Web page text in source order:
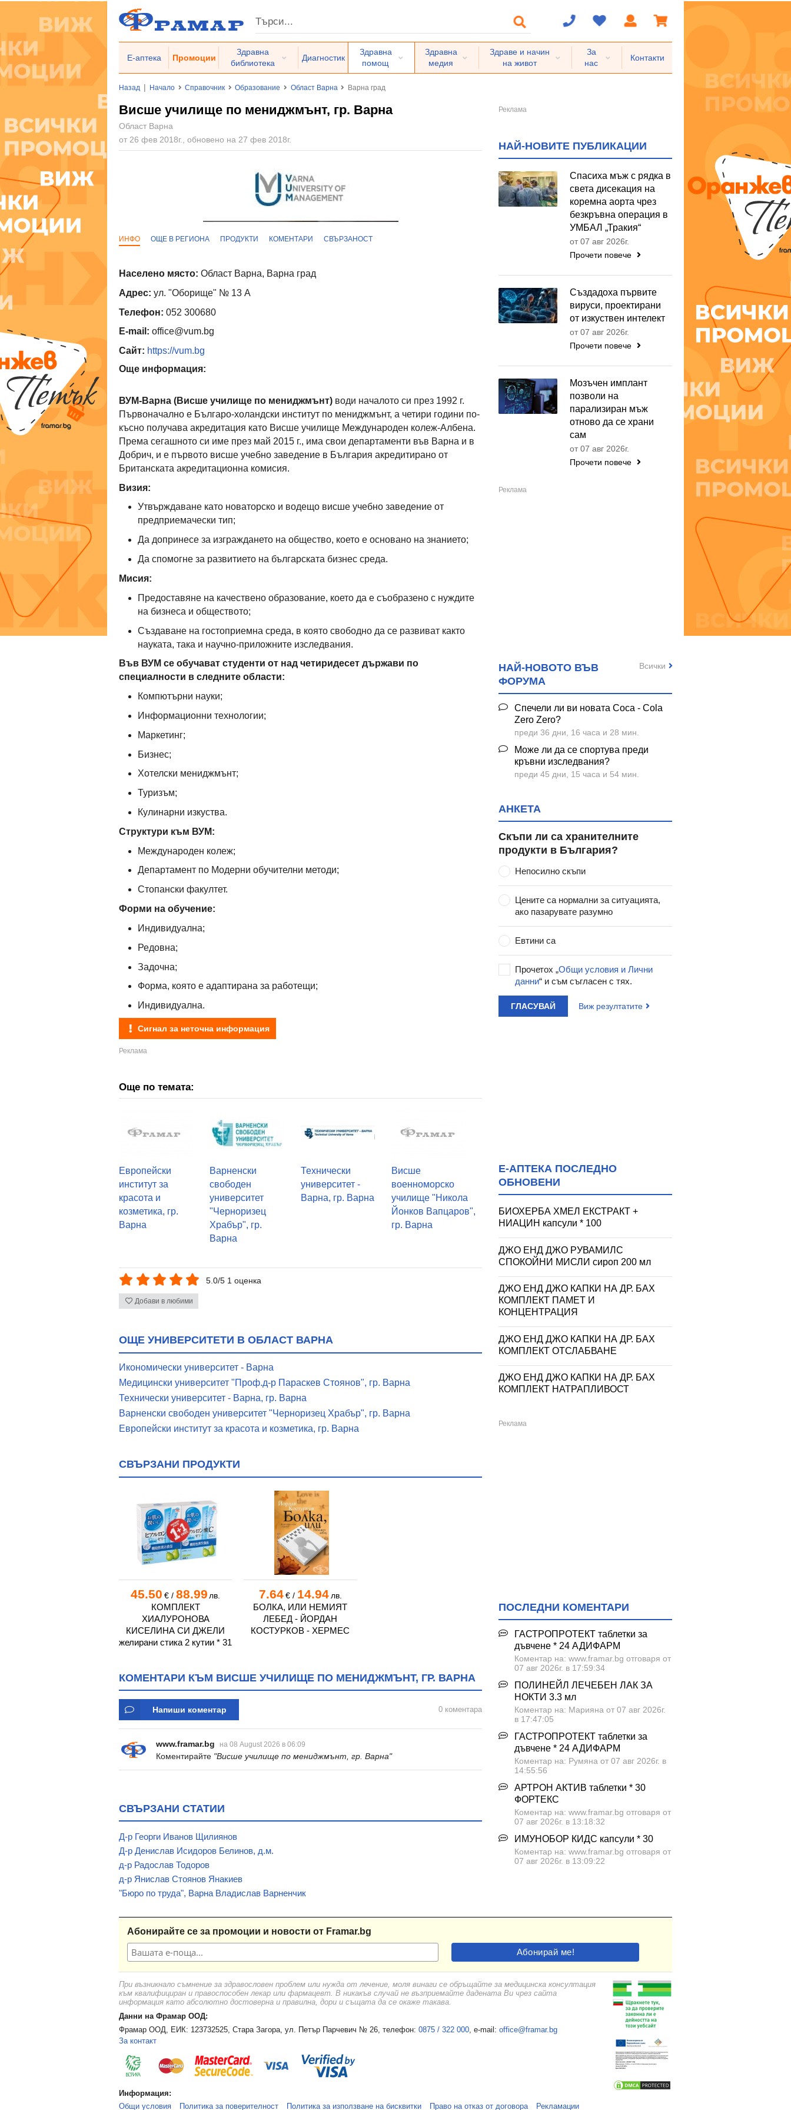
Е-аптека Промоции
Здравна
библиотека
Диагностик
Здравна
помощ
Здравна
медия
Здраве и начин
на живот
За
нас
Контакти
Назад | Начало Справочник Образование Област Варна Варна град
Висше училище по мениджмънт, гр. Варна
Област Варна
от 26 фев 2018г., обновено на 27 фев 2018г.
ИНФО ОЩЕ В РЕГИОНА ПРОДУКТИ КОМЕНТАРИ СВЪРЗАНОСТ
Населено място: Област Варна, Варна град
Адрес: ул. "Оборище" № 13 A
Телефон: 052 300680
E-mail: office@vum.bg
Сайт: https://vum.bg
Още информация:
ВУМ-Варна (Висше училище по мениджмънт) води началото си през 1992 г.
Първоначално е Българо-холандски институт по мениджмънт, а четири години по-
късно получава акредитация като Висше училище Международен колеж-Албена.
Према сегашното си име през май 2015 г., има свои департаменти във Варна и в
Добрич, и е първото висше учебно заведение в България акредитирано от
Британската акредитационна комисия.
Визия:
Утвърждаване като новаторско и водещо висше учебно заведение от
предприемачески тип;
Да допринесе за изграждането на общество, което е основано на знанието;
Да спомогне за развитието на българската бизнес среда.
Мисия:
Предоставяне на качествено образование, което да е съобразено с нуждите
на бизнеса и обществото;
Създаване на гостоприемна среда, в която свободно да се развиват както
науката, така и научно-приложните изследвания.
Във ВУМ се обучават студенти от над четиридесет държави по
специалности в следните области:
Компютърни науки;
Информационни технологии;
Маркетинг;
Бизнес;
Хотелски мениджмънт;
Туризъм;
Кулинарни изкуства.
Структури към ВУМ:
Международен колеж;
Департамент по Модерни обучителни методи;
Стопански факултет.
Форми на обучение:
Индивидуална;
Редовна;
Задочна;
Форма, която е адаптирана за работещи;
Индивидуална.
Сигнал за неточна информация
Още по темата:
Европейски
институт за
красота и
козметика, гр.
Варна
Варненски
свободен
университет
"Черноризец
Храбър", гр.
Варна
Технически
университет -
Варна, гр. Варна
Висше
военноморско
училище "Никола
Йонков Вапцаров",
гр. Варна
5.0/5 1 оценка
Добави в любими
ОЩЕ УНИВЕРСИТЕТИ В ОБЛАСТ ВАРНА
Икономически университет - Варна
Медицински университет "Проф.д-р Параскев Стоянов", гр. Варна
Технически университет - Варна, гр. Варна
Варненски свободен университет "Черноризец Храбър", гр. Варна
Европейски институт за красота и козметика, гр. Варна
СВЪРЗАНИ ПРОДУКТИ
45.50 €/ 88.99 лв.
КОМПЛЕКТ
ХИАЛУРОНОВА
КИСЕЛИНА СИ ДЖЕЛИ
желирани стика 2 кутии * 31
7.64€/ 14.94 лв.
БОЛКА, ИЛИ НЕМИЯТ
ЛЕБЕД - ЙОРДАН
КОСТУРКОВ - ХЕРМЕС
КОМЕНТАРИ КЪМ ВИСШЕ УЧИЛИЩЕ ПО МЕНИДЖМЪНТ, ГР. ВАРНА
Напиши коментар 0 коментара
www.framar.bg на 08 August 2026 в 06:09
Коментирайте "Висше училище по мениджмънт, гр. Варна"
СВЪРЗАНИ СТАТИИ
Д-р Георги Иванов Щилиянов
Д-р Денислав Исидоров Белинов, д.м.
д-р Радослав Тодоров
д-р Янислав Стоянов Янакиев
"Бюро по труда", Варна Владислав Варненчик
НАЙ-НОВИТЕ ПУБЛИКАЦИИ
Спасиха мъж с рядка в
света дисекация на
коремна аорта чрез
безкръвна операция в
УМБАЛ „Тракия“
от 07 авг 2026г.
Прочети повече
Създадоха първите
вируси, проектирани
от изкуствен интелект
от 07 авг 2026г.
Прочети повече
Мозъчен имплант
позволи на
парализиран мъж
отново да се храни
сам
от 07 авг 2026г.
Прочети повече
НАЙ-НОВОТО ВЪВ
ФОРУМА
Спечели ли ви новата Coca - Cola
Zero Zero?
преди 36 дни, 16 часа и 28 мин.
Може ли да се спортува преди
кръвни изследвания?
преди 45 дни, 15 часа и 54 мин.
Всички
АНКЕТА
Скъпи ли са хранителните
продукти в България?
Непосилно скъпи
Цените са нормални за ситуацията,
ако пазарувате разумно
Евтини са
Прочетох „Общи условия и Лични
данни“ и съм съгласен с тях.
ГЛАСУВАЙ Виж резултатите
Е-АПТЕКА ПОСЛЕДНО
ОБНОВЕНИ
БИОХЕРБА ХМЕЛ ЕКСТРАКТ +
НИАЦИН капсули * 100
ДЖО ЕНД ДЖО РУВАМИЛС
СПОКОЙНИ МИСЛИ сироп 200 мл
ДЖО ЕНД ДЖО КАПКИ НА ДР. БАХ
КОМПЛЕКТ ПАМЕТ И
КОНЦЕНТРАЦИЯ
ДЖО ЕНД ДЖО КАПКИ НА ДР. БАХ
КОМПЛЕКТ ОТСЛАБВАНЕ
ДЖО ЕНД ДЖО КАПКИ НА ДР. БАХ
КОМПЛЕКТ НАТРАПЛИВОСТ
ПОСЛЕДНИ КОМЕНТАРИ
ГАСТРОПРОТЕКТ таблетки за
дъвчене * 24 АДИФАРМ
Коментар на: www.framar.bg отговаря от
07 авг 2026г. в 17:59:34
ПОЛИНЕЙЛ ЛЕЧЕБЕН ЛАК ЗА
НОКТИ 3.3 мл
Коментар на: Марияна от 07 авг 2026г.
в 17:47:05
ГАСТРОПРОТЕКТ таблетки за
дъвчене * 24 АДИФАРМ
Коментар на: Румяна от 07 авг 2026г. в
14:55:56
АРТРОН АКТИВ таблетки * 30
ФОРТЕКС
Коментар на: www.framar.bg отговаря от
07 авг 2026г. в 13:18:32
ИМУНОБОР КИДС капсули * 30
Коментар на: www.framar.bg отговаря от
07 авг 2026г. в 13:09:22
Абонирайте се за промоции и новости от Framar.bg
При възникнало съмнение за здравословен проблем или нужда от лечение, моля винаги се обръщайте за медицинска консултация
към квалифициран и правоспособен лекар или фармацевт. В никакъв случай не възприемайте дадената Ви чрез сайта
информация като абсолютно достоверна и правилна, дори и същата да се окаже такава.
Данни на Фрамар ООД:
Фрамар ООД, ЕИК: 123732525, Стара Загора, ул. Петър Парчевич № 26, телефон: 0875 / 322 000, e-mail: office@framar.bg
За контакт
Информация:
Общи условия
Политика за поверителност Политика за използване на бисквитки Право на отказ от договора Рекламации